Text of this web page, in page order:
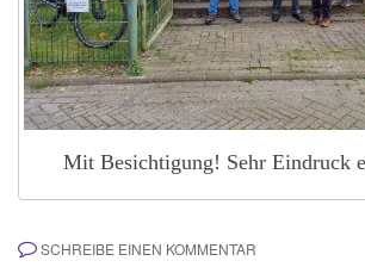
Mit Besichtigung! Sehr Eindruck
SCHREIBE EINEN KOMMENTAR